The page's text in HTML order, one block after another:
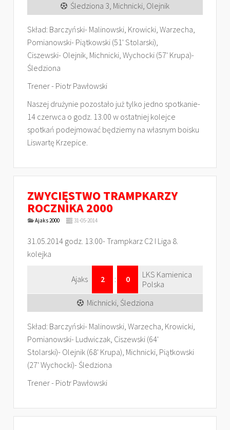
Śledziona 3, Michnicki, Olejnik
Skład: Barczyński- Malinowski, Krowicki, Warzecha,
Pomianowski- Piątkowski (51' Stolarski),
Ciszewski- Olejnik, Michnicki, Wychocki (57' Krupa)-
Śledziona
Trener - Piotr Pawłowski
Naszej drużynie pozostało już tylko jedno spotkanie-
14 czerwca o godz. 13.00 w ostatniej kolejce
spotkań podejmować będziemy na własnym boisku
Liswartę Krzepice.
ZWYCIĘSTWO TRAMPKARZY
ROCZNIKA 2000
Ajaks 2000 31-05-2014
31.05.2014 godz. 13.00- Trampkarz C2 I Liga 8.
kolejka
Ajaks 2 : 0
LKS Kamienica
Polska
Michnicki, Śledziona
Skład: Barczyński- Malinowski, Warzecha, Krowicki,
Pomianowski- Ludwiczak, Ciszewski (64'
Stolarski)- Olejnik (68' Krupa), Michnicki, Piątkowski
(27' Wychocki)- Śledziona
Trener - Piotr Pawłowski